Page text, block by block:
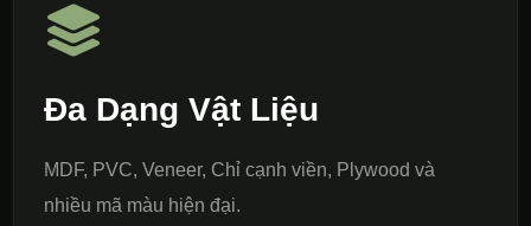
Đa Dạng Vật Liệu
MDF, PVC, Veneer, Chỉ cạnh viền, Plywood và
nhiều mã màu hiện đại.